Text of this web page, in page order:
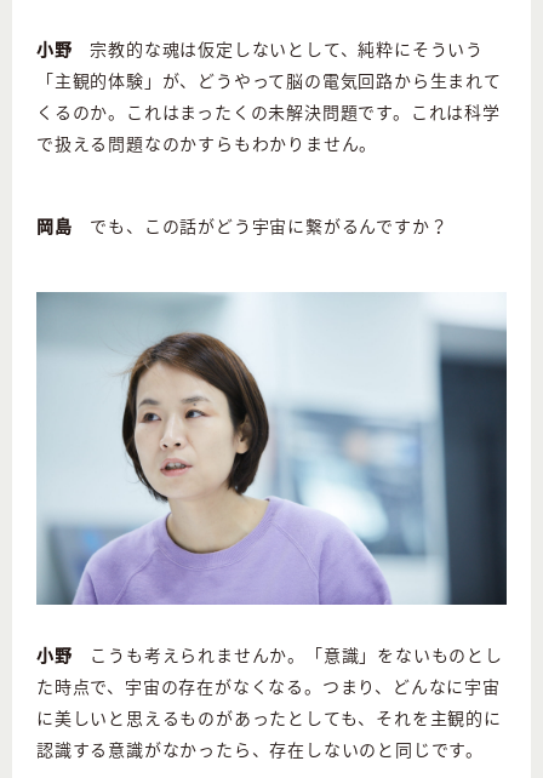
小野 宗教的な魂は仮定しないとして、純粋にそういう
「主観的体験」が、どうやって脳の電気回路から生まれて
くるのか。これはまったくの未解決問題です。これは科学
で扱える問題なのかすらもわかりません。
岡島 でも、この話がどう宇宙に繋がるんですか？
小野 こうも考えられませんか。「意識」をないものとし
た時点で、宇宙の存在がなくなる。つまり、どんなに宇宙
に美しいと思えるものがあったとしても、それを主観的に
認識する意識がなかったら、存在しないのと同じです。